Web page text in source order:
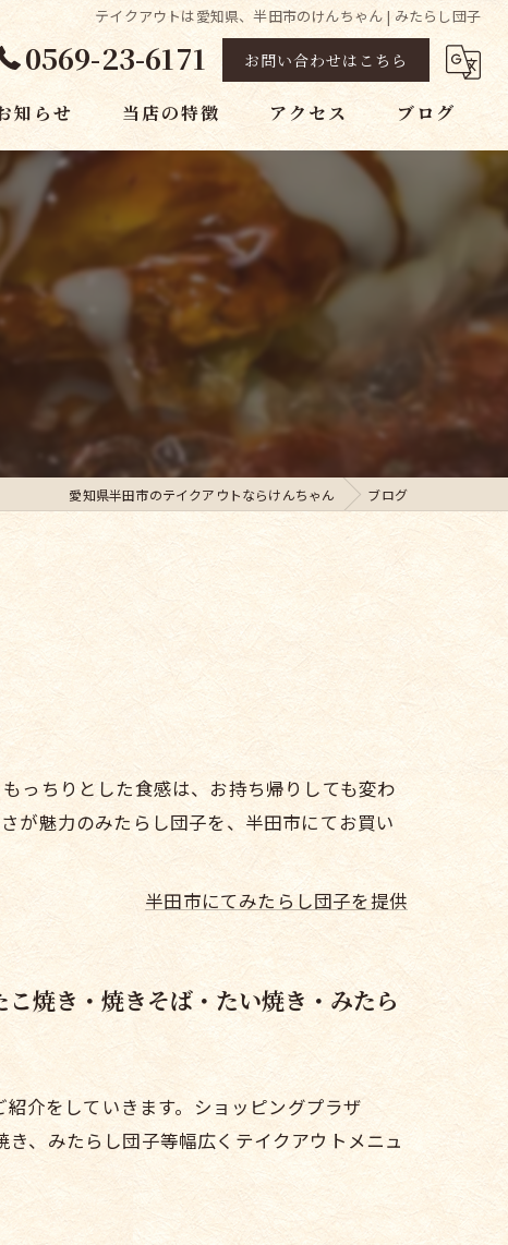
テイクアウトは愛知県、半田市のけんちゃん | みたらし団子
0569-23-6171 お問い合わせはこちら
知らせ 当店の特徴
たい焼き
焼きそば
みたらし団子
アクセス ブログ
コラム
愛知県半田市のテイクアウトならけんちゃん ブログ
っちりとした食感は、お持ち帰りしても変わ
が魅力のみたらし団子を、半田市にてお買い
半田市にてみたらし団子を提供
焼き・焼きそば・たい焼き・みたら
介をしていきます。ショッピングプラザ
、みたらし団子等幅広くテイクアウトメニュ